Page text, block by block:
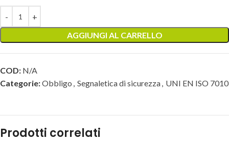
AGGIUNGI AL CARRELLO
COD: N/A
Categorie:Obbligo , Segnaletica di sicurezza, UNI EN ISO 7010
Prodotti correlati